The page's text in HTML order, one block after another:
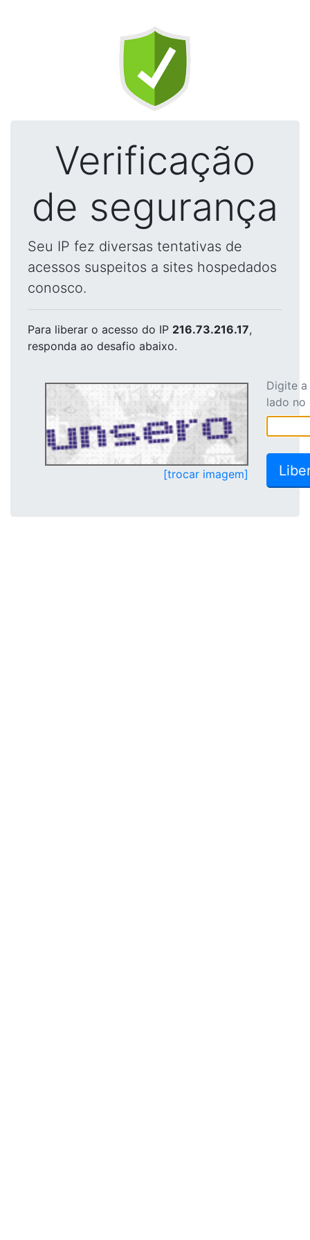
Verificação
de segurança
Seu IP fez diversas tentativas de
acessos suspeitos a sites hospedados
conosco.
Para liberar o acesso do IP 216.73.216.17,
responda ao desafio abaixo.
[trocar imagem]
Digite
lado no